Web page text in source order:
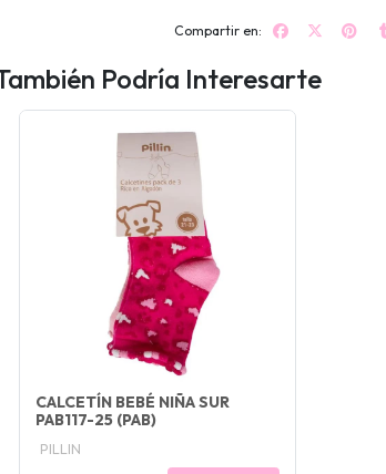
Compartir en:
Podría Interesarte
CALCETÍN BEBÉ NIÑA SUR
PAB117-25 (PAB)
PILLIN